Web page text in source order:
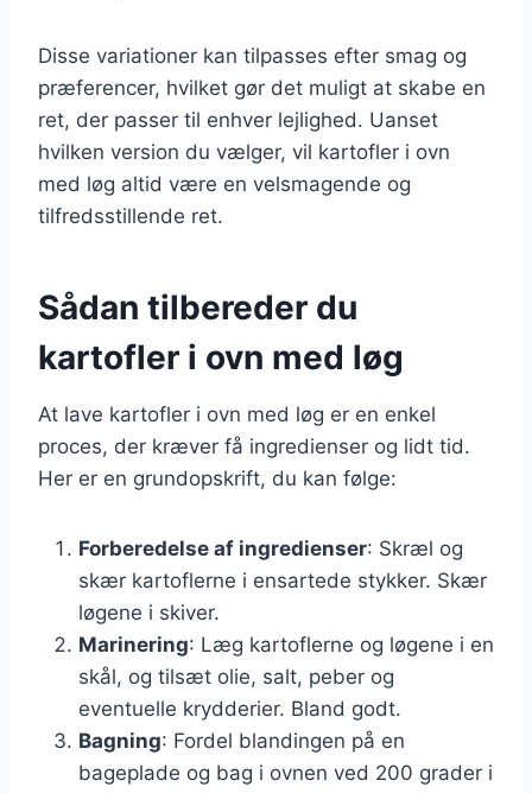
Disse variationer kan tilpasses efter smag og
præferencer, hvilket gør det muligt at skabe en
ret, der passer til enhver lejlighed. Uanset
hvilken version du vælger, vil kartofler i ovn
med løg altid være en velsmagende og
tilfredsstillende ret.
Sådan tilbereder du
kartofler i ovn med løg
At lave kartofler i ovn med løg er en enkel
proces, der kræver få ingredienser og lidt tid.
Her er en grundopskrift, du kan følge:
Forberedelse af ingredienser: Skræl og
skær kartoflerne i ensartede stykker. Skær
løgene i skiver.
Marinering: Læg kartoflerne og løgene i en
skål, og tilsæt olie, salt, peber og
eventuelle krydderier. Bland godt.
Bagning: Fordel blandingen på en
bageplade og bag i ovnen ved 200 grader i